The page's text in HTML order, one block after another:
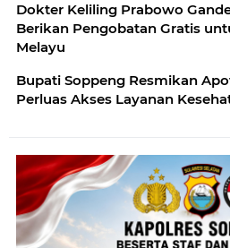
Dokter Keliling Prabowo
Berikan Pengobatan Gratis
Melayu
Bupati Soppeng Resmikan
Perluas Akses Layanan